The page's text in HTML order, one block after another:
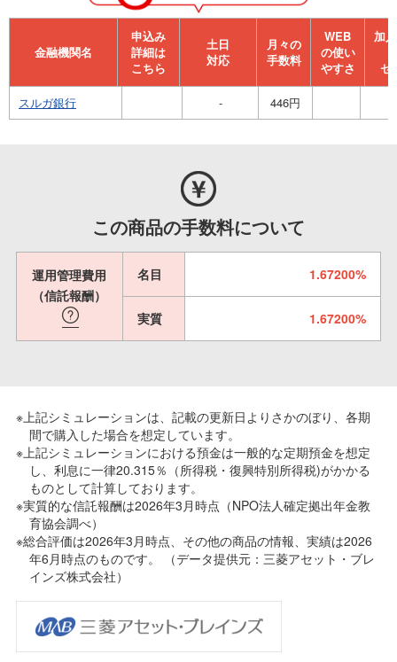
金融機関名
申込み
詳細は
こちら
⼟⽇
対応
月々の
手数料
WEB
の使い
やすさ
加
セ
スルガ銀行 - 446円
この商品の手数料について
運用管理費用
（信託報酬）
名目 1.67200%
実質 1.67200%
※上記シミュレーションは、記載の更新日よりさかのぼり、各期
間で購入した場合を想定しています。
※上記シミュレーションにおける預金は一般的な定期預金を想定
し、利息に一律20.315％（所得税・復興特別所得税)がかかる
ものとして計算しております。
※実質的な信託報酬は2026年3月時点（NPO法人確定拠出年金教
育協会調べ）
※総合評価は2026年3月時点、その他の商品の情報、実績は2026
年6月時点のものです。 （データ提供元：三菱アセット・ブレ
インズ株式会社）